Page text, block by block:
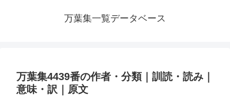
万葉集一覧データベース
万葉集4439番の作者・分類｜訓読・読み｜
意味・訳｜原文